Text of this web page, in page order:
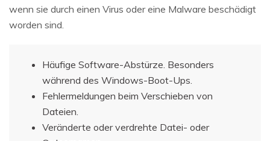
wenn sie durch einen Virus oder eine Malware beschädigt
worden sind.
Häufige Software-Abstürze. Besonders
während des Windows-Boot-Ups.
Fehlermeldungen beim Verschieben von
Dateien.
Veränderte oder verdrehte Datei- oder